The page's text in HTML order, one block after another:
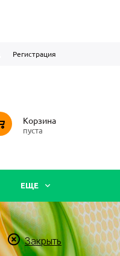
Регистрация
0 Корзина
пуста
ЕЩЕ
Закрыть